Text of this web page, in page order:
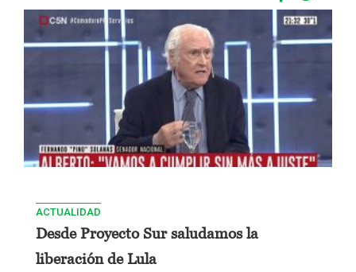
ACTUALIDAD
Desde Proyecto Sur saludamos la
liberación de Lula